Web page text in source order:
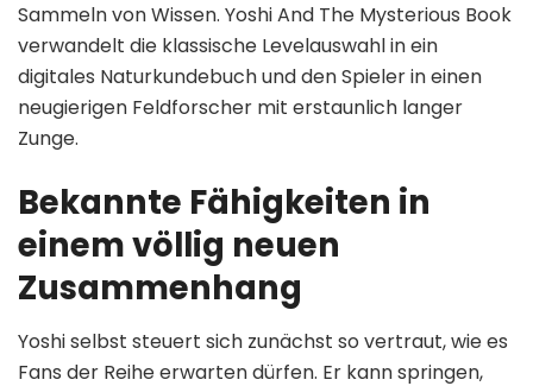
Sammeln von Wissen. Yoshi And The Mysterious Book
verwandelt die klassische Levelauswahl in ein
digitales Naturkundebuch und den Spieler in einen
neugierigen Feldforscher mit erstaunlich langer
Zunge.
Bekannte Fähigkeiten in
einem völlig neuen
Zusammenhang
Yoshi selbst steuert sich zunächst so vertraut, wie es
Fans der Reihe erwarten dürfen. Er kann springen,